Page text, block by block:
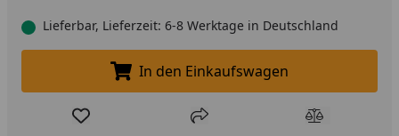
Lieferbar, Lieferzeit: 6-8 Werktage in Deutschland
In den Einkaufswagen legen
In den Einkaufswagen
Produkt zur Wunschliste hinzufügen
Teilen Produkt